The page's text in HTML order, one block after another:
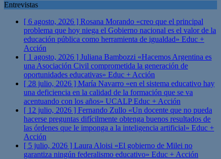
Entrevistas
[ 6 agosto, 2026 ] Rosana Morando «creo que el principal
problema que hoy niega el Gobierno nacional es el valor de la
educación pública como herramienta de igualdad» Educ +
Acción
[ 1 agosto, 2026 ] Juliana Bambozzi «Hacemos Argentina es
una Asociación Civil comprometida la generación de
oportunidades educativas» Educ + Acción
[ 28 julio, 2026 ] María Navarro «en el sistema educativo hay
una deficiencia en la calidad de la formación que se va
acentuando con los años» UCALPEduc + Acción
[ 12 julio, 2026 ] Fernando Zullo «Un docente que no pueda
hacerse preguntas difícilmente obtenga buenos resultados de
las órdenes que le imponga a la inteligencia artificial» Educ +
Acción
[ 5 julio, 2026 ] Laura Aloisi «El gobierno de Milei no
garantiza ningún federalismo educativo» Educ + Acción